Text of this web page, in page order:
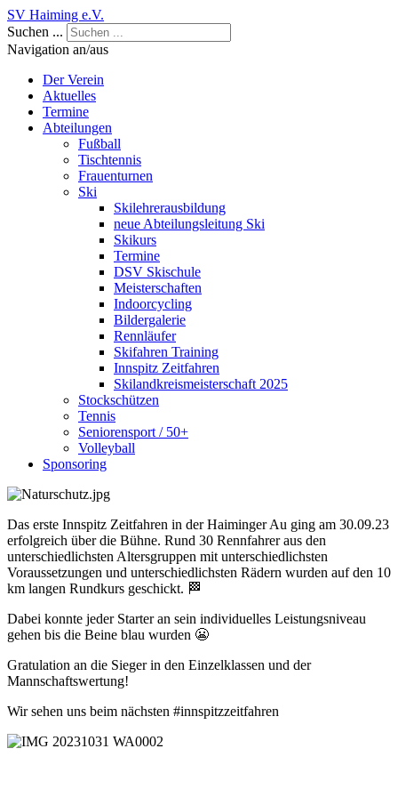
SV Haiming e.V.
Suchen ...
Navigation an/aus
Der Verein
Aktuelles
Termine
Abteilungen
Fußball
Tischtennis
Frauenturnen
Ski
Skilehrerausbildung
neue Abteilungsleitung Ski
Skikurs
Termine
DSV Skischule
Meisterschaften
Indoorcycling
Bildergalerie
Rennläufer
Skifahren Training
Innspitz Zeitfahren
Skilandkreismeisterschaft 2025
Stockschützen
Tennis
Seniorensport / 50+
Volleyball
Sponsoring
Das erste Innspitz Zeitfahren in der Haiminger Au ging am 30.09.23
erfolgreich über die Bühne. Rund 30 Rennfahrer aus den
unterschiedlichsten Altersgruppen mit unterschiedlichsten
Voraussetzungen und unterschiedlichsten Rädern wurden auf den 10
km langen Rundkurs geschickt. 🏁
Dabei konnte jeder Starter an sein individuelles Leistungsniveau
gehen bis die Beine blau wurden 😬
Gratulation an die Sieger in den Einzelklassen und der
Mannschaftswertung!
Wir sehen uns beim nächsten #innspitzzeitfahren